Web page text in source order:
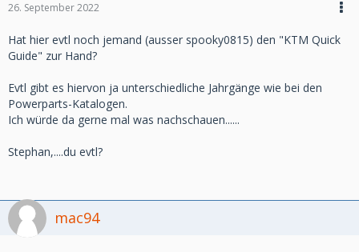
26. September 2022
Hat hier evtl noch jemand (ausser spooky0815) den "KTM Quick
Guide" zur Hand?
Evtl gibt es hiervon ja unterschiedliche Jahrgänge wie bei den
Powerparts-Katalogen.
Ich würde da gerne mal was nachschauen......
Stephan,....du evtl?
mac94